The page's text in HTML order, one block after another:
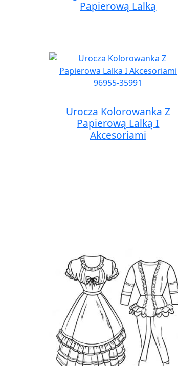
Papierową Lalką
Urocza Kolorowanka Z
Papierową Lalką I
Akcesoriami